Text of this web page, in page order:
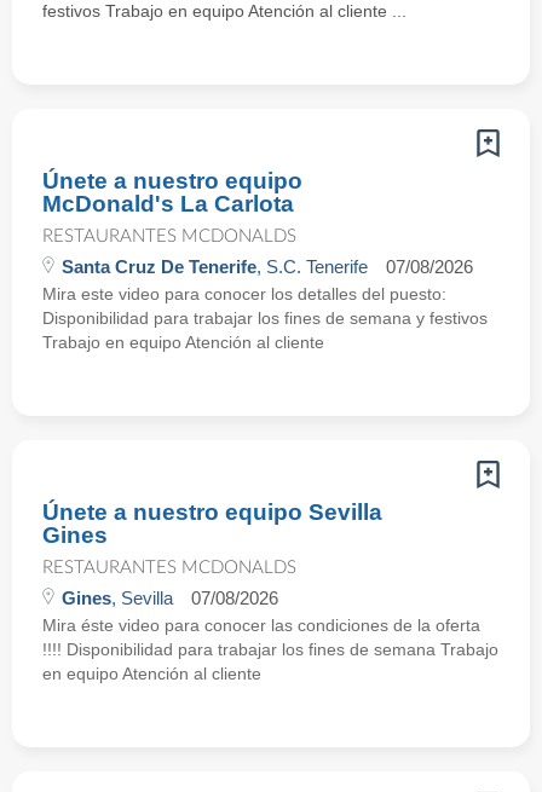
festivos Trabajo en equipo Atención al cliente ...
Únete a nuestro equipo
McDonald's La Carlota
RESTAURANTES MCDONALDS
Santa Cruz De Tenerife, S.C. Tenerife 07/08/2026
Mira este video para conocer los detalles del puesto:
Disponibilidad para trabajar los fines de semana y festivos
Trabajo en equipo Atención al cliente
Únete a nuestro equipo Sevilla
Gines
RESTAURANTES MCDONALDS
Gines, Sevilla 07/08/2026
Mira éste video para conocer las condiciones de la oferta
!!!! Disponibilidad para trabajar los fines de semana Trabajo
en equipo Atención al cliente